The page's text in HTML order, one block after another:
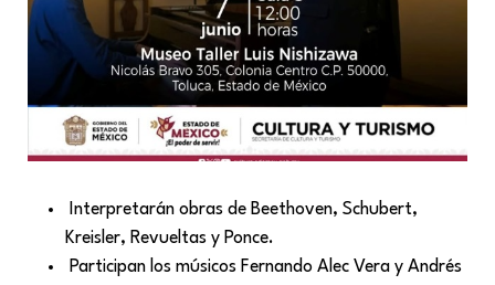
Interpretarán obras de Beethoven, Schubert,
Kreisler, Revueltas y Ponce.
Participan los músicos Fernando Alec Vera y Andrés